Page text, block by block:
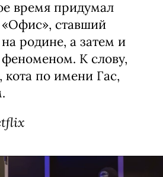
время придумал
ставший
родине, а затем и
К слову,
кота по имени Гас,